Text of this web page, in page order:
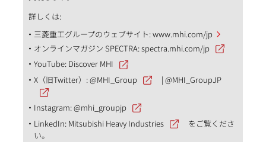
詳しくは:
三菱重工グループのウェブサイト:www.mhi.com/jp
オンラインマガジン SPECTRA:spectra.mhi.com/jp
YouTube: Discover MHI
X（旧Twitter）:@MHI_Group |@MHI_GroupJP
Instagram:@mhi_groupjp
LinkedIn: Mitsubishi Heavy Industries
をご覧くださ
い。